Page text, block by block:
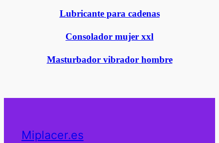
Lubricante para cadenas
Consolador mujer xxl
Masturbador vibrador hombre
Miplacer.es